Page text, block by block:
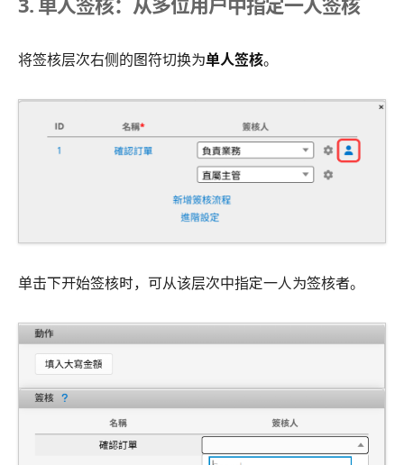
将签核层次右侧的图符切换为单人签核。
单击下开始签核时，可从该层次中指定一人为签核者。